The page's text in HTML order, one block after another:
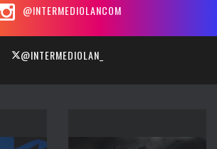
@INTERMEDIOLANCOM
@INTERMEDIOLAN_